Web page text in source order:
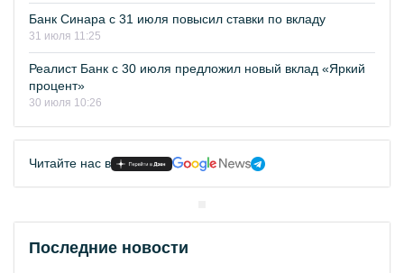
Банк Синара с 31 июля повысил ставки по вкладу
31 июля 11:25
Реалист Банк с 30 июля предложил новый вклад «Яркий
процент»
30 июля 10:26
Читайте нас в
Последние новости